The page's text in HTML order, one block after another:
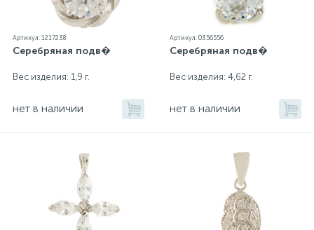
Артикул: 1217238
Серебряная подв�
Вес изделия: 1,9 г.
нет в наличии
Артикул: 0356556
Серебряная подв�
Вес изделия: 4,62 г.
нет в наличии